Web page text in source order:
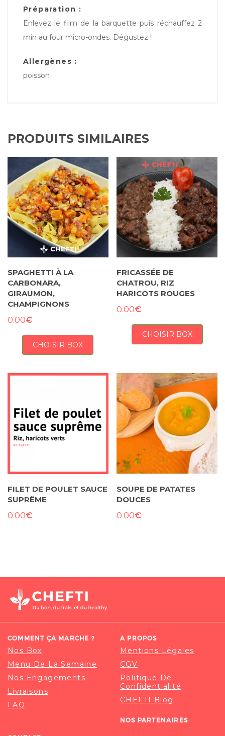
Préparation :
Enlevez le film de la barquette puis réchauffez 2
min au four micro-ondes. Dégustez !
Allergènes :
poisson
PRODUITS SIMILAIRES
SPAGHETTI À LA
CARBONARA,
GIRAUMON,
CHAMPIGNONS
0.00€
CHOISIR BOX
FRICASSÉE DE
CHATROU, RIZ
HARICOTS ROUGES
0.00€
CHOISIR BOX
FILET DE POULET SAUCE
SUPRÊME
0.00€
SOUPE DE PATATES
DOUCES
0.00€
COMMENT ÇA MARCHE ?
Nos Box
Menu De La Semaine
Nos Engagements
Livraisons
FAQ
A PROPOS
Mentions Légales
CGV
Politique De
Confidentialité
CHEFTI Blog
NOS PARTENAIRES